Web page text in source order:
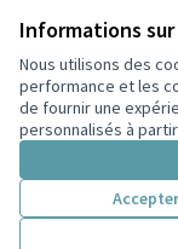
Informations
Nous utilisons des
performance et les
de fournir une
personnalisés à
Conditions
Paramètres des
Participez
(Lien externe)
ParticipezParticipez